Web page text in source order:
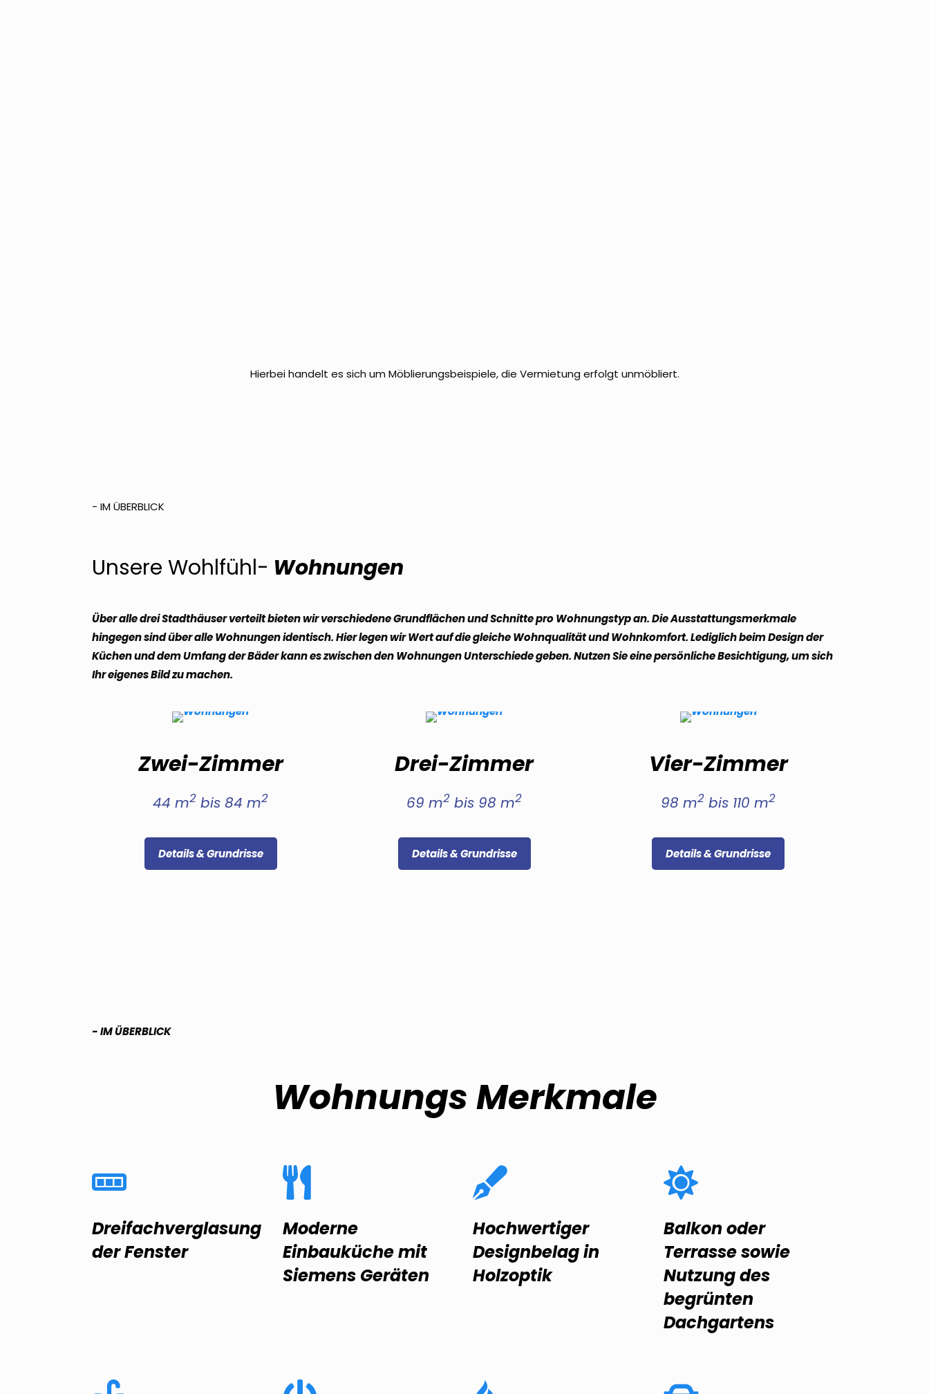
Hierbei handelt es sich um Möblierungsbeispiele, die Vermietung erfolgt unmöbliert.
- IM ÜBERBLICK
Unsere Wohlfühl- Wohnungen
Über alle drei Stadthäuser verteilt bieten wir verschiedene Grundflächen und Schnitte pro Wohnungstyp an. Die Ausstattungsmerkmale
hingegen sind über alle Wohnungen identisch. Hier legen wir Wert auf die gleiche Wohnqualität und Wohnkomfort. Lediglich beim Design der
Küchen und dem Umfang der Bäder kann es zwischen den Wohnungen Unterschiede geben. Nutzen Sie eine persönliche Besichtigung, um sich
Ihr eigenes Bild zu machen.
Zwei-Zimmer
44 m2 bis 84 m2
Details & Grundrisse
Drei-Zimmer
69 m2 bis 98 m2
Details & Grundrisse
Vier-Zimmer
98 m2 bis 110 m2
Details & Grundrisse
- IM ÜBERBLICK
Wohnungs Merkmale
Dreifachverglasung
der Fenster
Moderne
Einbauküche mit
Siemens Geräten
Hochwertiger
Designbelag in
Holzoptik
Balkon oder
Terrasse sowie
Nutzung des
begrünten
Dachgartens